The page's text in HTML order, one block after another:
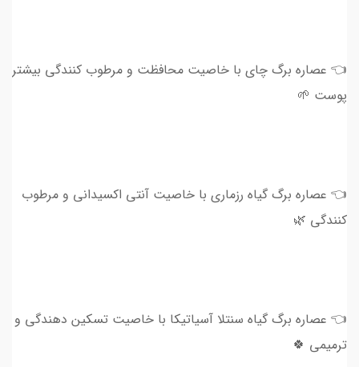
👈 عصاره برگ چای با خاصیت محافظت و مرطوب کنندگی بیشتر
پوست 🌱
👈 عصاره برگ گیاه رزماری با خاصیت آنتی اکسیدانی و مرطوب
کنندگی 🌿
👈 عصاره برگ گیاه سنتلا آسیاتیکا با خاصیت تسکین دهندگی و
ترمیمی 🍀